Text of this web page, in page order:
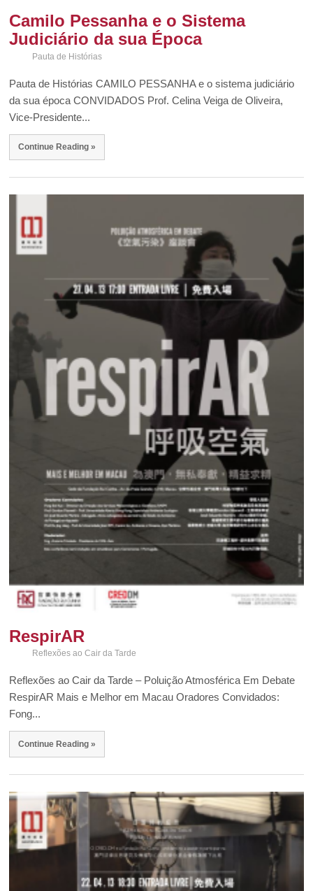
Camilo Pessanha e o Sistema
Judiciário da sua Época
Pauta de Histórias
Pauta de Histórias CAMILO PESSANHA e o sistema judiciário
da sua época CONVIDADOS Prof. Celina Veiga de Oliveira,
Vice-Presidente...
Continue Reading »
RespirAR
Reflexões ao Cair da Tarde
Reflexões ao Cair da Tarde – Poluição Atmosférica Em Debate
RespirAR Mais e Melhor em Macau Oradores Convidados:
Fong...
Continue Reading »